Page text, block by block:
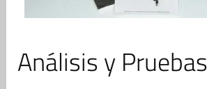
Análisis y Pruebas